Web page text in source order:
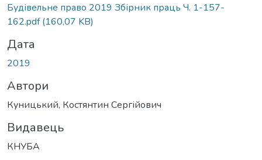
Будівельне право 2019 Збірник праць Ч. 1-157-
162.pdf(160,07 KB)
Дата
2019
Автори
Куницький, Костянтин Сергійович
Видавець
КНУБА